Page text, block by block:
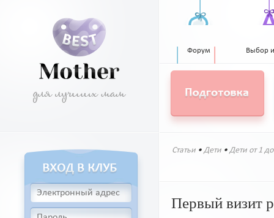
Форум Выбор
Статьи • Дети • Дети от 1
Первый визит